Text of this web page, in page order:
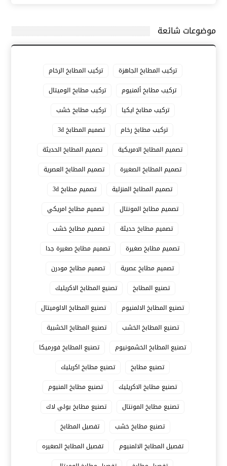
موضوعات شائعة
تركيب المطابخ الجاهزة
تركيب المطابخ الرخام
تركيب مطابخ ألمنيوم
تركيب مطابخ الوميتال
تركيب مطابخ ايكيا
تركيب مطابخ خشب
تركيب مطابخ رخام
تصميم المطابخ 3d
تصميم المطابخ الامريكية
تصميم المطابخ الحديثة
تصميم المطابخ الصغيرة
تصميم المطابخ العصرية
تصميم المطابخ المنزلية
تصميم مطابخ 3d
تصميم مطابخ المونتال
تصميم مطابخ امريكي
تصميم مطابخ حديثة
تصميم مطابخ خشب
تصميم مطابخ صغيرة
تصميم مطابخ صغيرة جدا
تصميم مطابخ عصرية
تصميم مطابخ مودرن
تصنيع المطابخ
تصنيع المطابخ الاكريليك
تصنيع المطابخ الالمنيوم
تصنيع المطابخ الالوميتال
تصنيع المطابخ الخشب
تصنيع المطابخ الخشبية
تصنيع المطابخ الخشمونيوم
تصنيع المطابخ فورميكا
تصنيع مطابخ
تصنيع مطابخ اكريليك
تصنيع مطابخ الاكريليك
تصنيع مطابخ المنيوم
تصنيع مطابخ المونتال
تصنيع مطابخ بولي لاك
تصنيع مطابخ خشب
تفصيل المطابخ
تفصيل المطابخ الالمنيوم
تفصيل المطابخ الصغيره